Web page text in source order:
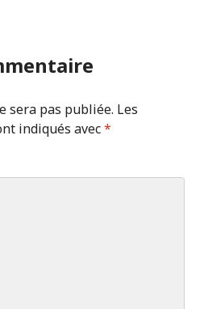
sera pas publiée. Les
indiqués avec*